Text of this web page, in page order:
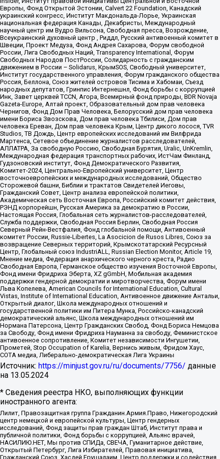
Европы, Фонд Открытой Эстонии, Calvert 22 Foundation, Канадский
украинский конгресс, Институт Макдональда-Лорье, Украинская
национальная федерация Канады, Декабристы, Международный
научный центр им Вудро Вильсона, Свободная пресса, Возрождение,
Всеукраинский духовный центр , Риддл, Русский антивоенный комитет в
Швеции, Проект Медуза, Фонд Андрея Сахарова, Форум свободной
России, Лига Свободных Наций, Transparеncy International, Форум
Свободных Народов ПостРоссии, Солидарность с гражданским
движением в России – Solidarus, КрымSOS, Свободный университет,
Институт государственного управления, Форум гражданского общества
Россия, Беллона, Союз жителей островов Тисима и Хабомаи, Съезд
народных депутатов, Гринпис Интернешнл, Фонд борьбы с коррупцией
Инк, Завет церквей TCCN, Агора, Всемирный фонд природы, BDR Novaja
Gazeta-Europe, Алтай проект, Образовательный дом прав человека
Чернигов, Фонд Дом Прав Человека, Белорусский дом прав человека
имени Бориса Звозскова, Дом прав человека Тбилиси, Дом прав
человека Ереван, Дом прав человека Крым, Центр дикого лосося, TVR
Studios, ТВ Дождь, Центр европейских исследований им Вилфрида
Мартенса, Сетевое объединение журналистов расследователей,
АЛЛАТРА, За свободную Россию, Свободная Бурятия, Uralic, UnKremlin,
Международная федерация транспортных рабочих, ИстЧам Финланд,
Гудзоновский институт, Фонд Демократического Развития,
Комитет-2024, Центрально-Европейский университет, Центр
восточноевропейских и международных исследований, Общество
Сторожевой башни, Библии и трактатов Свидетелей Иеговы,
Гражданский Совет, Центр анализа европейской политики,
Академическая сеть Восточная Европа, Российский комитет действия,
РЭНД корпорейшн, Русская Америка за демократию в России,
Настоящая Россия, Глобальная сеть журналистов-расследователей,
Служба поддержки, Свободная Россия Берлин, Свободная Россия
Северный Рейн-Вестфалия, Фонд глобальной помощи, Антивоенный
комитет России, Russie-Libertes, La Asocicion de Rusos Libres, Союз за
возвращение Северных территорий, Крымскотатарский Ресурсный
Центр, Глобальный союз IndustriALL, Russian Election Monitor, Article 19,
Мнение медиа, Федерация анархического черного креста, Радио
Свободная Европа, Германское общество изучения Восточной Европы,
Фонд имени Фридриха Эберта, XZ gGmbH, Мобильная академия
поддержки гендерной демократии и миротворчества, Форум имени
Льва Копелева, American Councils for International Education, Cultural
Vistas, Institute of International Education, Антивоенное движение Антальи,
Открытый диалог, Школа международных отношений и
государственной политики им Питера Мунка, Российско-канадский
демократический альянс, Школа международных отношений им
Нормана Патерсона, Центр Гражданских Свобод, Фонд Бориса Немцова
за Свободу, Фонд имени Фридриха Науманна за свободу, Феминистское
антивоенное сопротивление, Комитет независимости Ингушетии,
Прометей, Stop Occupation of Karelia, Вернись живым, Фридом Хаус,
СОТА медиа, Либерально-демократическая Лига Украины
Источник: https://minjust.gov.ru/ru/documents/7756/ данные
на 13.05.2024
* Сведения реестра НКО, выполняющих функции
иностранного агента:
Лилит, Правозащитная группа Гражданин.Армия.Право, Нижегородский
центр немецкой и европейской культуры, Центр гендерных
исследований, Фонд защиты прав граждан Штаб, Институт права и
публичной политики, Фонд борьбы с коррупцией, Альянс врачей,
НАСИЛИЮ.НЕТ, Мы против СПИДа, СВЕЧА, Гуманитарное действие,
Открытый Петербург, Лига Избирателей, Правовая инициатива,
Гражданский Союз, Хасдей Ерушалаим, Центр поддержки и содействия